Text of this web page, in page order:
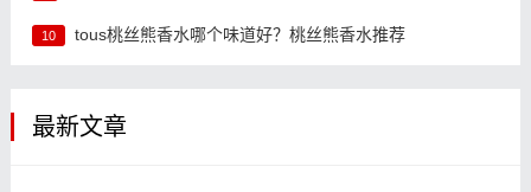
10 tous桃丝熊香水哪个味道好？桃丝熊香水推荐
最新文章